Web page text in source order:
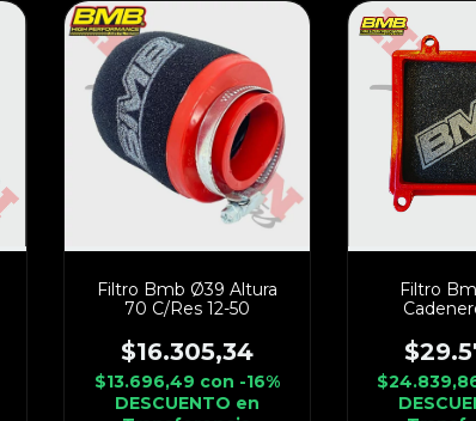
Filtro Bmb Ø39 Altura
70 C/Res 12-50
$16.305,34
$13.696,49 con -16%
DESCUENTO en
Filtro